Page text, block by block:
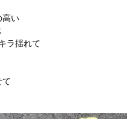
高い
ラ揺れて
て